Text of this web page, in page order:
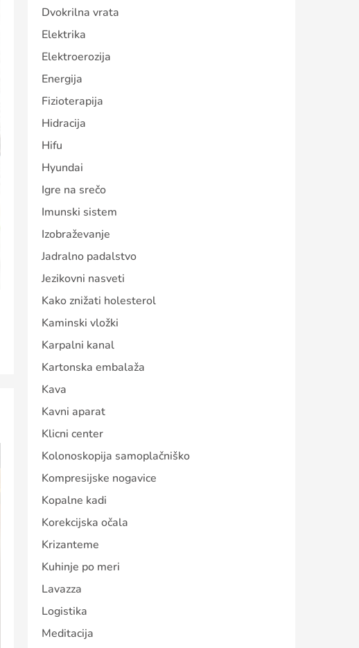
Dvokrilna vrata
Elektrika
Elektroerozija
Energija
Fizioterapija
Hidracija
Hifu
Hyundai
Igre na srečo
Imunski sistem
Izobraževanje
Jadralno padalstvo
Jezikovni nasveti
Kako znižati holesterol
Kaminski vložki
Karpalni kanal
Kartonska embalaža
Kava
Kavni aparat
Klicni center
Kolonoskopija samoplačniško
Kompresijske nogavice
Kopalne kadi
Korekcijska očala
Krizanteme
Kuhinje po meri
Lavazza
Logistika
Meditacija